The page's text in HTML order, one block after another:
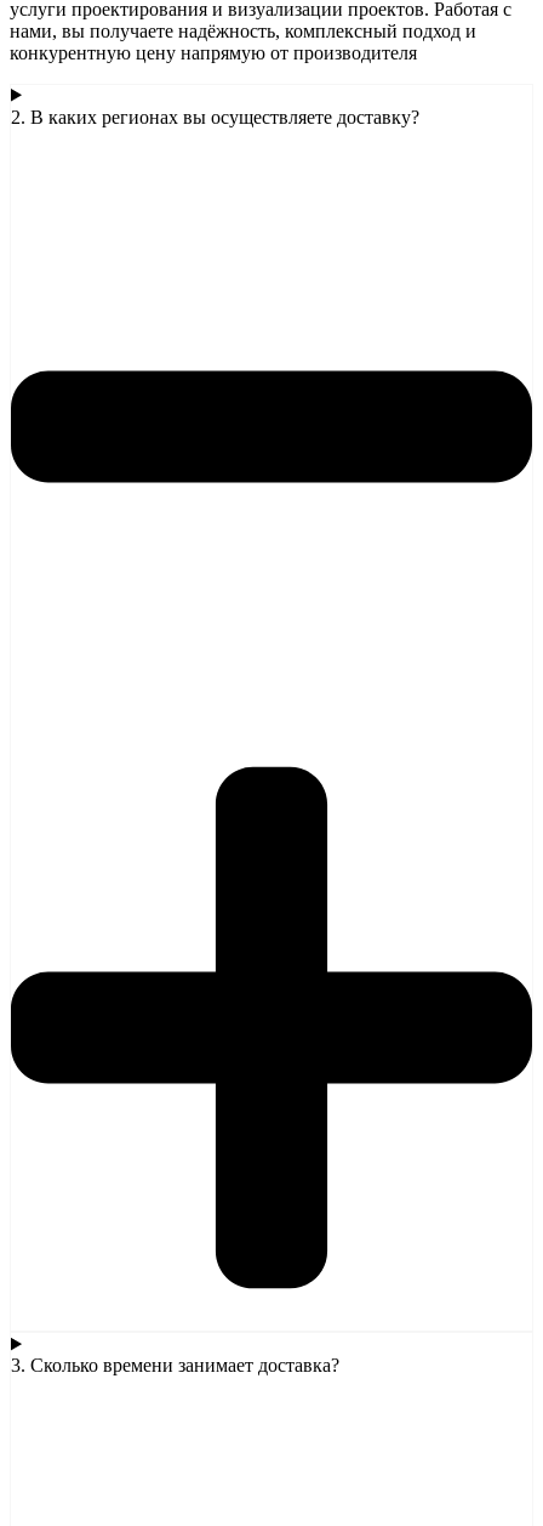
услуги проектирования и визуализации проектов. Работая с
нами, вы получаете надёжность, комплексный подход и
конкурентную цену напрямую от производителя
2. В каких регионах вы осуществляете доставку?
3. Сколько времени занимает доставка?